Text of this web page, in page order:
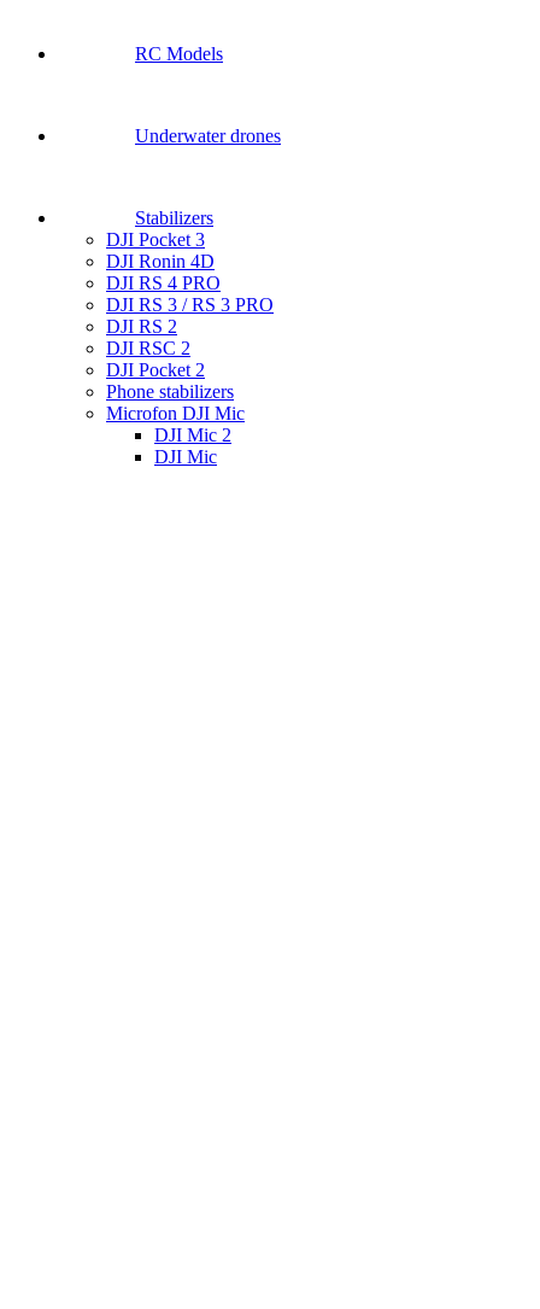
RC Models
Underwater drones
Stabilizers
DJI Pocket 3
DJI Ronin 4D
DJI RS 4 PRO
DJI RS 3 / RS 3 PRO
DJI RS 2
DJI RSC 2
DJI Pocket 2
Phone stabilizers
Microfon DJI Mic
DJI Mic 2
DJI Mic